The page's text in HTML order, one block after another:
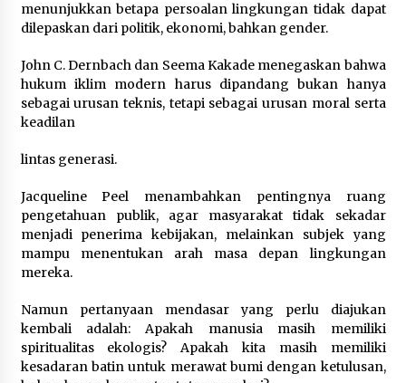
Pelajar di HST Musnahkan Barang Bukti
Kejaksaan, Ada Apa?
menunjukkan betapa persoalan lingkungan tidak dapat
dilepaskan dari politik, ekonomi, bahkan gender.
John C. Dernbach dan Seema Kakade menegaskan bahwa
hukum iklim modern harus dipandang bukan hanya
sebagai urusan teknis, tetapi sebagai urusan moral serta
keadilan
lintas generasi.
Jacqueline Peel menambahkan pentingnya ruang
pengetahuan publik, agar masyarakat tidak sekadar
menjadi penerima kebijakan, melainkan subjek yang
mampu menentukan arah masa depan lingkungan
mereka.
Namun pertanyaan mendasar yang perlu diajukan
kembali adalah: Apakah manusia masih memiliki
spiritualitas ekologis? Apakah kita masih memiliki
kesadaran batin untuk merawat bumi dengan ketulusan,